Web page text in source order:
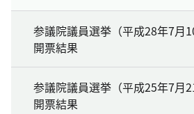
参議院議員選挙（平成28年7月
開票結果
参議院議員選挙（平成25年7月
開票結果